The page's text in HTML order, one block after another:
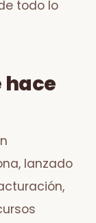
todo lo
hace
lanzado